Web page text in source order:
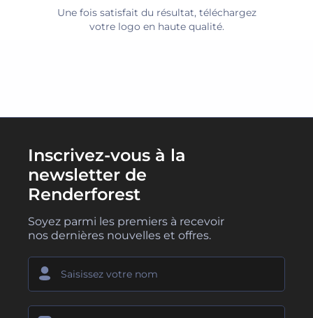
Une fois satisfait du résultat, téléchargez
votre logo en haute qualité.
Inscrivez-vous à la
newsletter de
Renderforest
Soyez parmi les premiers à recevoir
nos dernières nouvelles et offres.